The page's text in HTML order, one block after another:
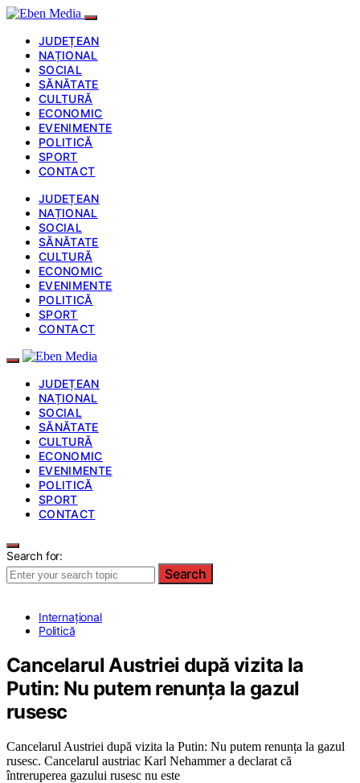
JUDEȚEAN
NAȚIONAL
SOCIAL
SĂNĂTATE
CULTURĂ
ECONOMIC
EVENIMENTE
POLITICĂ
SPORT
CONTACT
JUDEȚEAN
NAȚIONAL
SOCIAL
SĂNĂTATE
CULTURĂ
ECONOMIC
EVENIMENTE
POLITICĂ
SPORT
CONTACT
JUDEȚEAN
NAȚIONAL
SOCIAL
SĂNĂTATE
CULTURĂ
ECONOMIC
EVENIMENTE
POLITICĂ
SPORT
CONTACT
Search for:
Search
Internațional
Politică
Cancelarul Austriei după vizita la
Putin: Nu putem renunța la gazul
rusesc
Cancelarul Austriei după vizita la Putin: Nu putem renunța la gazul
rusesc. Cancelarul austriac Karl Nehammer a declarat că
întreruperea gazului rusesc nu este